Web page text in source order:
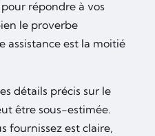
répondre à vos
le proverbe
assistance est la moitié
détails précis sur le
être sous-estimée.
fournissez est claire,